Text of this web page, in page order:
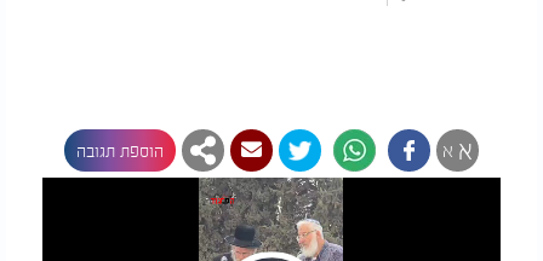
א א הוספת תגובה